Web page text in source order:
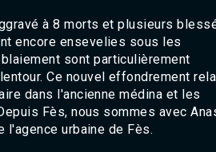
Tanger 103.3
Tétouan 87.8 Hz
Fès 98.8 Hz
Meknès 97.2
El Jadida 97.3
Settat
Chefchaouen 106.4
à 8 morts et plusieurs
encore ensevelies sous les
sont particulièrement
Ce nouvel effondrement
dans l'ancienne médina et les
Fès, nous sommes avec
l'agence urbaine de Fès.